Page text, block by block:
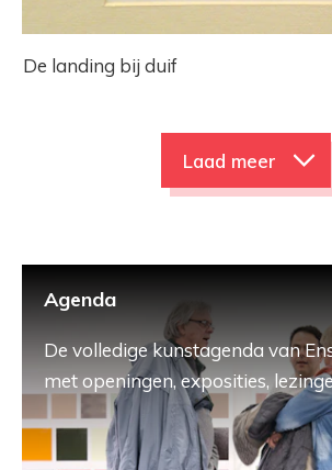
De landing bij duif
Laad meer
Agenda
De volledige kunstagenda van
met openingen, exposities,